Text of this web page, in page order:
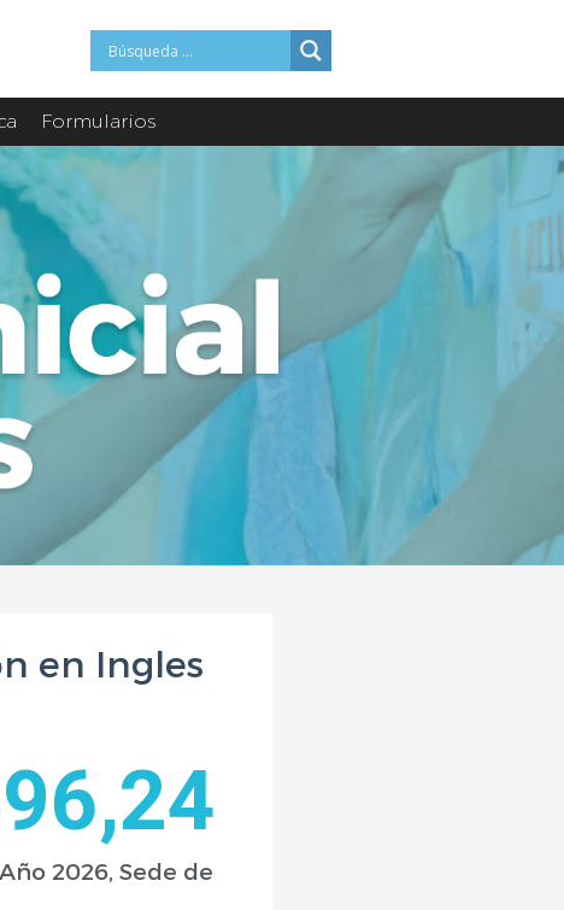
Formularios
en Ingles
2026, Sede de
,24